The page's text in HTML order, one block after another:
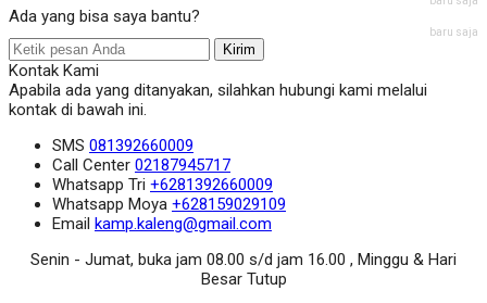
Ada yang bisa saya bantu?
baru saja
Kirim
Kontak Kami
Apabila ada yang ditanyakan, silahkan hubungi kami melalui
kontak di bawah ini.
SMS 081392660009
Call Center 02187945717
Whatsapp Tri +6281392660009
Whatsapp Moya +628159029109
Email kamp.kaleng@gmail.com
Senin - Jumat, buka jam 08.00 s/d jam 16.00 , Minggu & Hari
Besar Tutup